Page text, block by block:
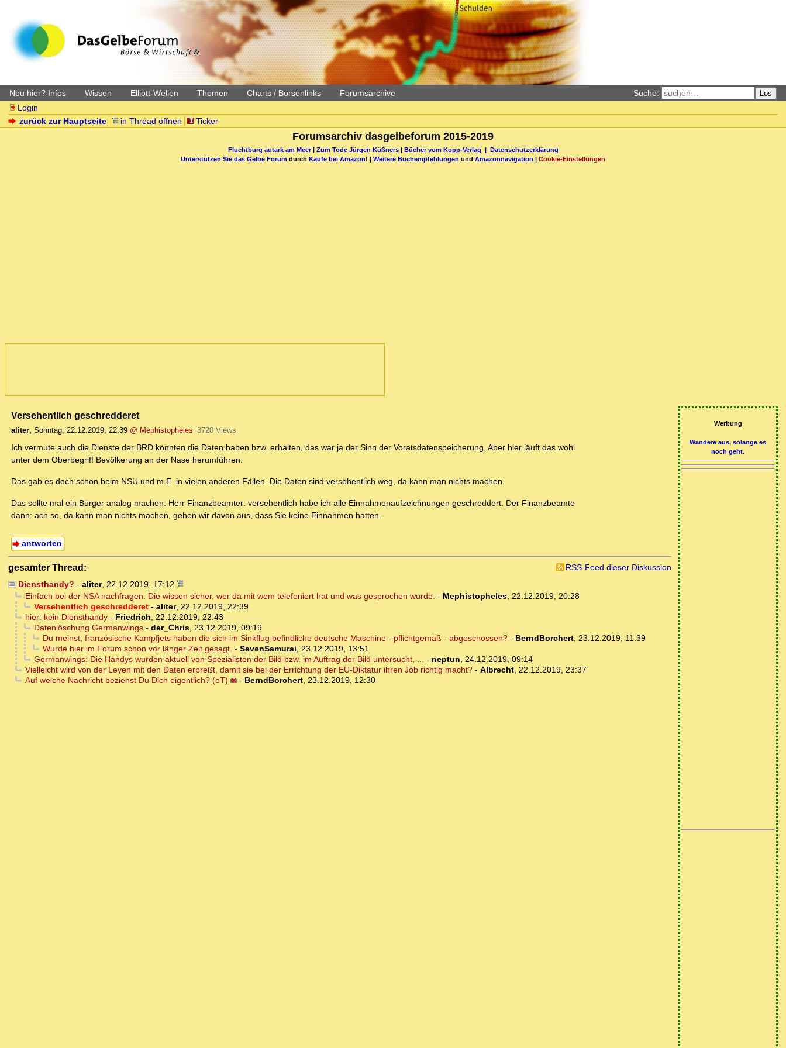
Neu hier? Infos Wissen Elliott-Wellen Themen Charts / Börsenlinks Forumsarchive Suche: Los
Login
zurück zur Hauptseite
in Thread öffnen Ticker
Forumsarchiv dasgelbeforum 2015-2019
Fluchtburg autark am Meer| Zum Tode Jürgen Küßners| Bücher vom Kopp-Verlag |
Datenschutzerklärung
Unterstützen Sie das Gelbe Forum durch Käufe bei Amazon! | Weitere Buchempfehlungen und Amazonnavigation Cookie-Einstellungen
Versehentlich geschredderet
aliter, Sonntag, 22.12.2019, 22:39 @ Mephistopheles 3720 Views
Ich vermute auch die Dienste der BRD könnten die Daten haben bzw. erhalten, das war ja der Sinn der Voratsdatenspeicherung. Aber hier läuft das wohl
unter dem Oberbegriff Bevölkerung an der Nase herumführen.
Das gab es doch schon beim NSU und m.E. in vielen anderen Fällen. Die Daten sind versehentlich weg, da kann man nichts machen.
Das sollte mal ein Bürger analog machen: Herr Finanzbeamter: versehentlich habe ich alle Einnahmenaufzeichnungen geschreddert. Der Finanzbeamte
dann: ach so, da kann man nichts machen, gehen wir davon aus, dass Sie keine Einnahmen hatten.
antworten
gesamter Thread:
RSS-Feed dieser Diskussion
Diensthandy? - aliter, 22.12.2019, 17:12
Einfach bei der NSA nachfragen. Die wissen sicher, wer da mit wem telefoniert hat und was gesprochen wurde. - Mephistopheles, 22.12.2019, 20:28
Versehentlich geschredderet- aliter, 22.12.2019, 22:39
hier: kein Diensthandy- Friedrich
22.12.2019, 22:43
Datenlöschung Germanwings- der_Chris, 23.12.2019, 09:19
Du meinst, französische Kampfjets haben die sich im Sinkflug befindliche deutsche Maschine - pflichtgemäß - abgeschossen?- BerndBorchert, 23.12.2019, 11:39
Wurde hier im Forum schon vor länger Zeit gesagt. - SevenSamurai
23.12.2019, 13:51
Germanwings: Die Handys wurden aktuell von Spezialisten der Bild bzw. im Auftrag der Bild untersucht, ...
- neptun
24.12.2019, 09:14
Vielleicht wird von der Leyen mit den Daten erpreßt, damit sie bei der Errichtung der EU-Diktatur ihren Job richtig macht?- Albrecht, 22.12.2019, 23:37
Auf welche Nachricht beziehst Du Dich eigentlich? (oT)
- BerndBorchert, 23.12.2019, 12:30
Werbung
Wandere aus, solange es
noch geht.